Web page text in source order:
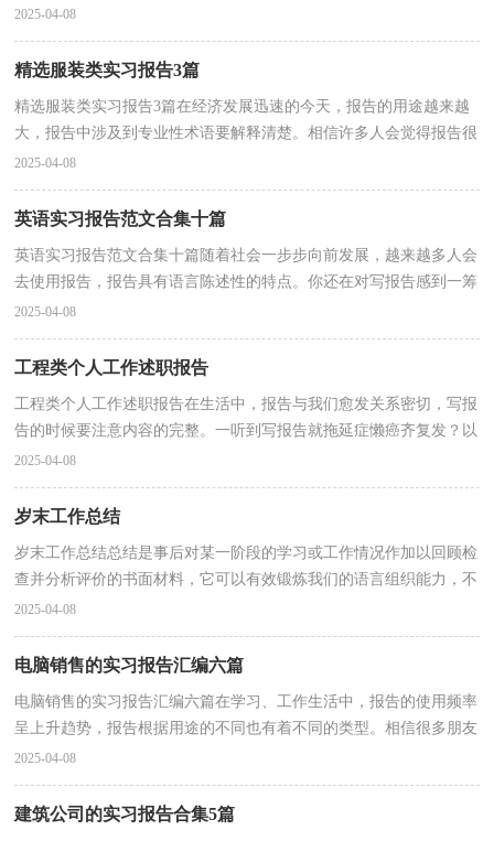
告马上头昏脑涨？下面是小编收集整理的设计类的实...
2025-04-08
精选服装类实习报告3篇
精选服装类实习报告3篇在经济发展迅速的今天，报告的用途越来越
大，报告中涉及到专业性术语要解释清楚。相信许多人会觉得报告很
难写吧，以下是小编收集整理的服装类实习报告3篇，供...
2025-04-08
英语实习报告范文合集十篇
英语实习报告范文合集十篇随着社会一步步向前发展，越来越多人会
去使用报告，报告具有语言陈述性的特点。你还在对写报告感到一筹
莫展吗？以下是小编帮大家整理的英语实习报告10篇...
2025-04-08
工程类个人工作述职报告
工程类个人工作述职报告在生活中，报告与我们愈发关系密切，写报
告的时候要注意内容的完整。一听到写报告就拖延症懒癌齐复发？以
下是小编收集整理的工程类个人工作述职报告，欢迎阅...
2025-04-08
岁末工作总结
岁末工作总结总结是事后对某一阶段的学习或工作情况作加以回顾检
查并分析评价的书面材料，它可以有效锻炼我们的语言组织能力，不
如静下心来好好写写总结吧。总结怎么写才不会流...
2025-04-08
电脑销售的实习报告汇编六篇
电脑销售的实习报告汇编六篇在学习、工作生活中，报告的使用频率
呈上升趋势，报告根据用途的不同也有着不同的类型。相信很多朋友
都对写报告感到非常苦恼吧，以下是小编为大家整理...
2025-04-08
建筑公司的实习报告合集5篇